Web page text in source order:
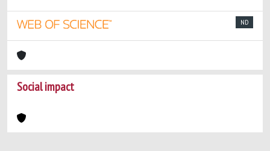
ND
Social impact